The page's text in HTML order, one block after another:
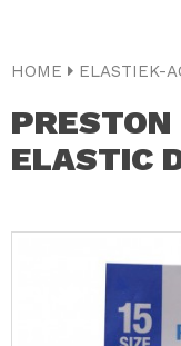
HOME ELASTIEK-
ELASTIC